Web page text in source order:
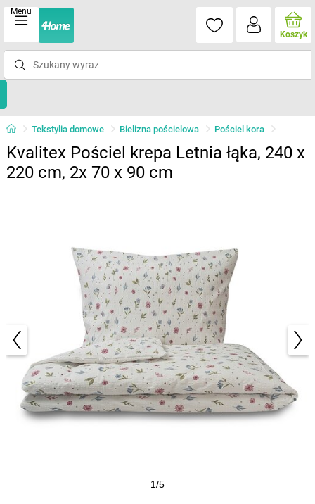
Menu
Koszyk
Tekstylia domowe Bielizna pościelowa Pościel kora
Kvalitex Pościel krepa Letnia łąka, 240 x
220 cm, 2x 70 x 90 cm
1/5